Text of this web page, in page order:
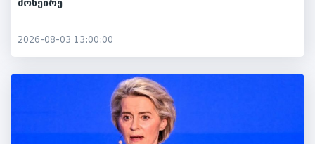
მოხეირე
2026-08-03 13:00:00